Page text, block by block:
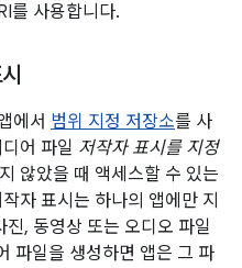
를 사용합니다.
에서 범위 지정 저장소를 사
어 파일 저작자 표시를 지정
않았을 때 액세스할 수 있는
자 표시는 하나의 앱에만 지
, 동영상 또는 오디오 파일
파일을 생성하면 앱은 그 파